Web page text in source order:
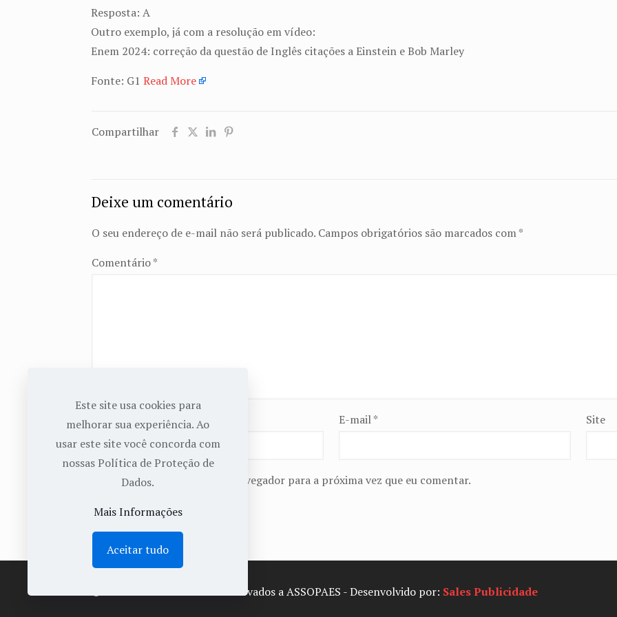
Resposta: A
Outro exemplo, já com a resolução em vídeo:
Enem 2024: correção da questão de Inglês citações a Einstein e Bob Marley
Fonte: G1Read More
Compartilhar
Deixe um comentário
O seu endereço de e-mail não será publicado. Campos obrigatórios são marcados com*
Comentário*
Nome* E-mail* Site
Salvar meus dados neste navegador para a próxima vez que eu comentar.
© 2022 Todos os Direitos Reservados a ASSOPAES - Desenvolvido por: Sales Publicidade
Este site usa cookies para
melhorar sua experiência. Ao
usar este site você concorda com
nossas Política de Proteção de
Dados.
Mais Informações
Aceitar tudo